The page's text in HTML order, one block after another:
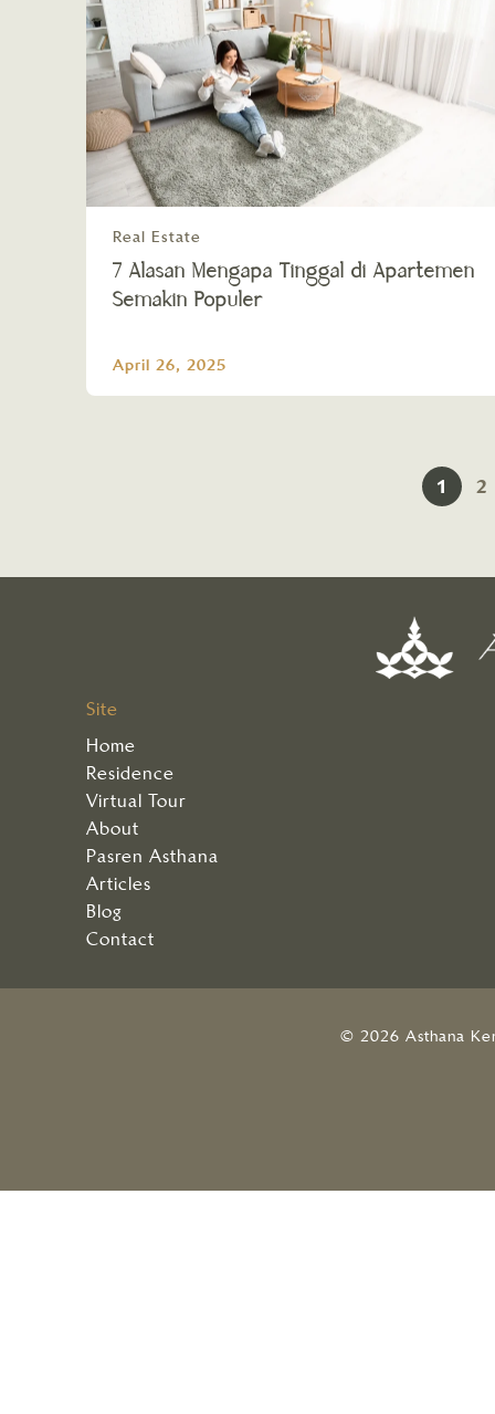
Real Estate
7 Alasan Mengapa Tinggal di Apartemen
Semakin Populer
April 26, 2025
1 2
Site
Home
Residence
Virtual Tour
About
Pasren Asthana
Articles
Blog
Contact
© 2026 Asthana